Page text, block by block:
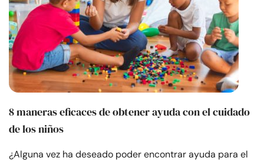
8 maneras eficaces de obtener ayuda con el cuidado
de los niños
¿Alguna vez ha deseado poder encontrar ayuda para el